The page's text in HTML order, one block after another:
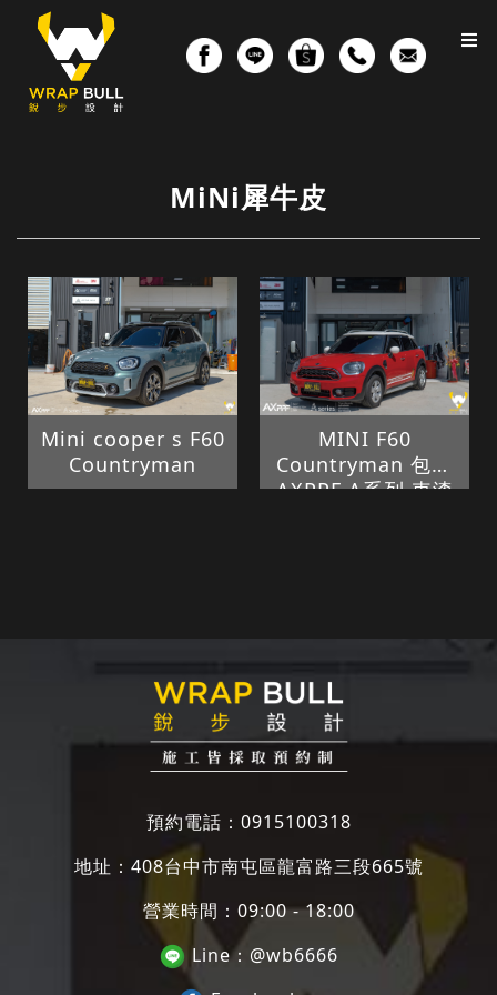
MiNi犀牛皮
Mini cooper s F60
Countryman
MINI F60
Countryman 包覆
AXPPF A系列 車漆
預約電話： 0915100318
地址： 408台中市南屯區龍富路三段665號
營業時間：09:00 - 18:00
Line： @wb6666